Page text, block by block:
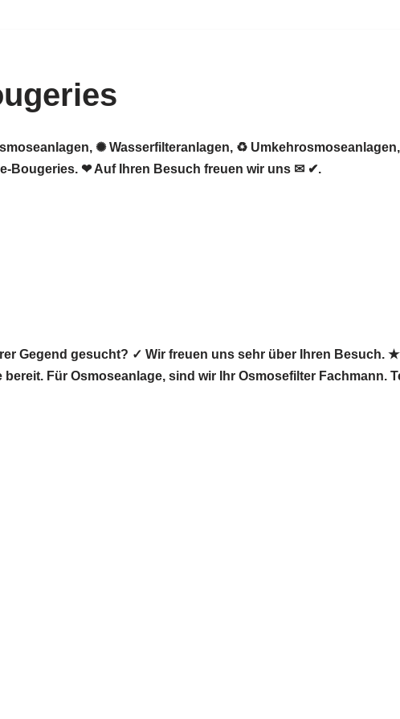
✺ Wasserfilteranlagen, ♻
Bougeries. ❤ Auf Ihren Besuch freuen wir uns ✉ ✔.
Gegend gesucht? ✓ Wir freuen uns sehr über Ihren
Für Osmoseanlage, sind wir Ihr Osmosefilter Fachmann.